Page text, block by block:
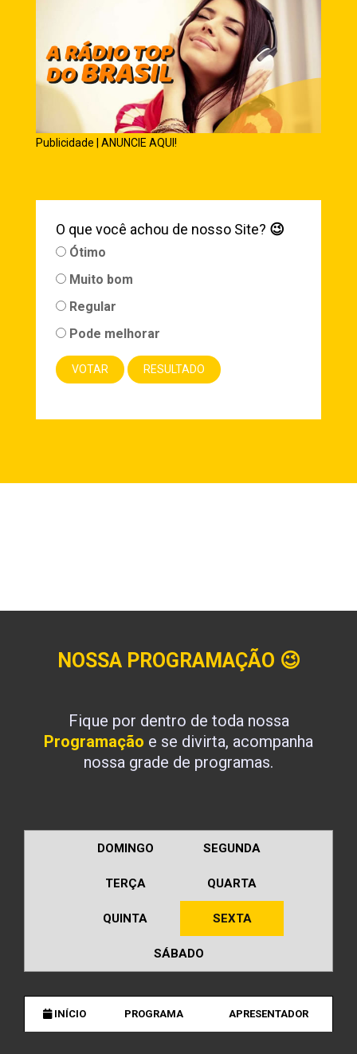
Publicidade | ANUNCIE AQUI!
O que você achou de nosso Site? 😉
Ótimo
Muito bom
Regular
Pode melhorar
NOSSA PROGRAMAÇÃO 😉
Fique por dentro de toda nossa
Programação e se divirta, acompanha
nossa grade de programas.
DOMINGO SEGUNDA
TERÇA QUARTA
QUINTA SEXTA
SÁBADO
INÍCIO PROGRAMA APRESENTADOR